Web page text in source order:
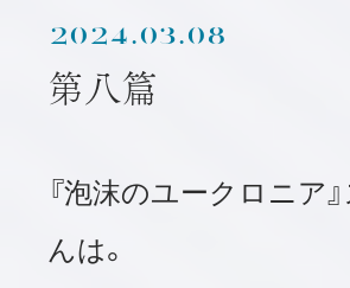
2024.03.08
第八篇
『泡沫のユークロニア
んは。